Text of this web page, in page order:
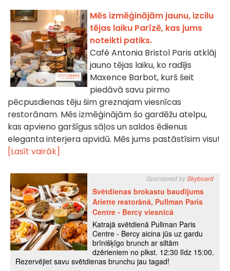
Mēs izmēģinājām jaunu, izcilu
tējas laiku Parīzē, kas jums
noteikti patiks.
Café Antonia Bristol Paris atklāj
jauno tējas laiku, ko radījis
Maxence Barbot, kurš šeit
piedāvā savu pirmo
pēcpusdienas tēju šim greznajam viesnīcas
restorānam. Mēs izmēģinājām šo gardēžu atelpu,
kas apvieno garšīgus sāļos un saldos ēdienus
eleganta interjera apvidū. Mēs jums pastāstīsim visu!
[Lasīt vairāk]